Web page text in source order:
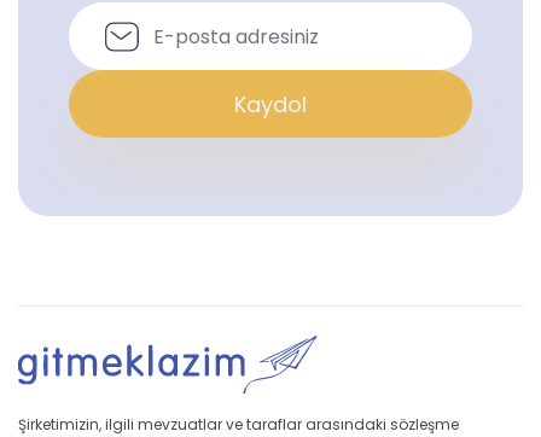
Kaydol
Şirketimizin, ilgili mevzuatlar ve taraflar arasındaki sözleşme